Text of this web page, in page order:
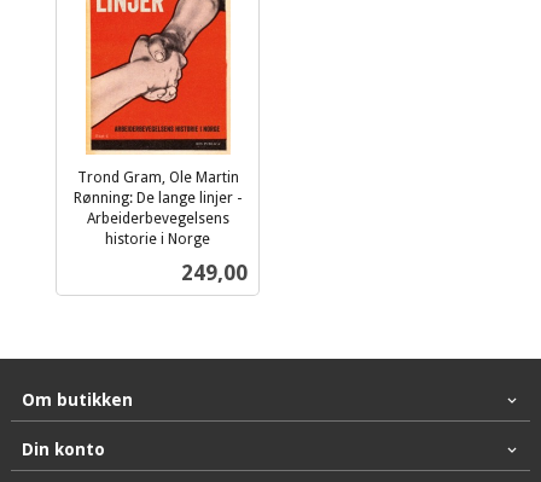
Trond Gram, Ole Martin
Rønning: De lange linjer -
Arbeiderbevegelsens
historie i Norge
Pris
249,00
Om butikken
Din konto